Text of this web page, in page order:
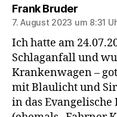
Frank Brudersagt:
7. August 2023 um 8:31
Ich hatte am
Schlaganfall und
Krankenwagen –
mit Blaulicht und
in das